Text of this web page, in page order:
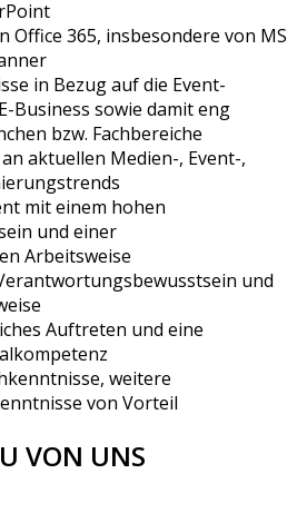
Office 365, insbesondere von MS
in Bezug auf die Event-
Business sowie damit eng
bzw. Fachbereiche
aktuellen Medien-, Event-,
mit einem hohen
und einer
Arbeitsweise
und
Auftreten und eine
weitere
von Vorteil
VON UNS